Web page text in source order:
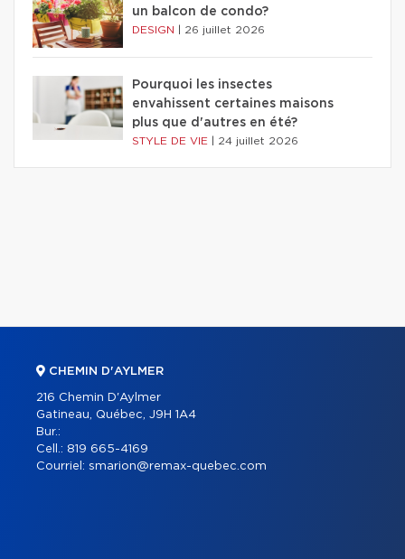
un balcon de condo?
DESIGN 26 juillet 2026
Pourquoi les insectes
envahissent certaines maisons
plus que d'autres en été?
STYLE DE VIE 24 juillet 2026
CHEMIN D'AYLMER
216 Chemin D'Aylmer
Gatineau, Québec, J9H 1A4
Bur.:
Cell.: 819 665-4169
Courriel: smarion@remax-quebec.com